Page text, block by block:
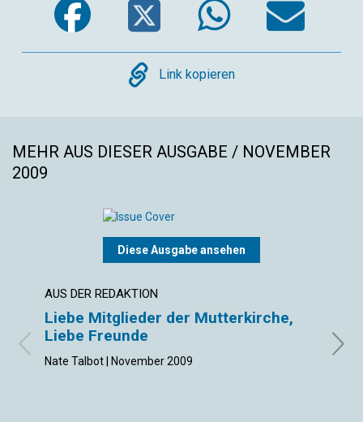
Copy
Link kopieren
MEHR AUS DIESER AUSGABE / NOVEMBER
2009
Diese Ausgabe ansehen
AUS DER REDAKTION
Liebe Mitglieder der Mutterkirche,
Liebe Freunde
Nate Talbot | November 2009